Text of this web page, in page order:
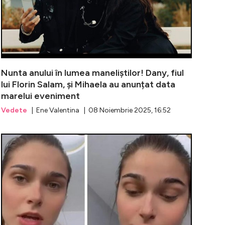
Nunta anului în lumea maneliștilor! Dany, fiul
lui Florin Salam, și Mihaela au anunțat data
marelui eveniment
Vedete | Ene Valentina | 08 Noiembrie 2025, 16:52
tot mai slăbit! Problemele medicale s-auFiica Elenei